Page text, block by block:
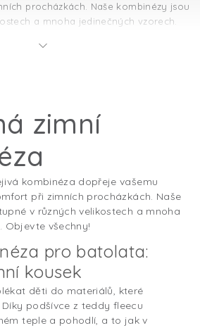
procházkách. Naše kombinézy jsou
a mnoha jedinečných vzorech.
zimní
kombinéza dopřeje vašemu
při zimních procházkách. Naše
v různých velikostech a mnoha
Objevte všechny!
pro batolata:
kousek
děti do materiálů, které
podšívce z teddy fleecu
teple a pohodlí, a to jak v